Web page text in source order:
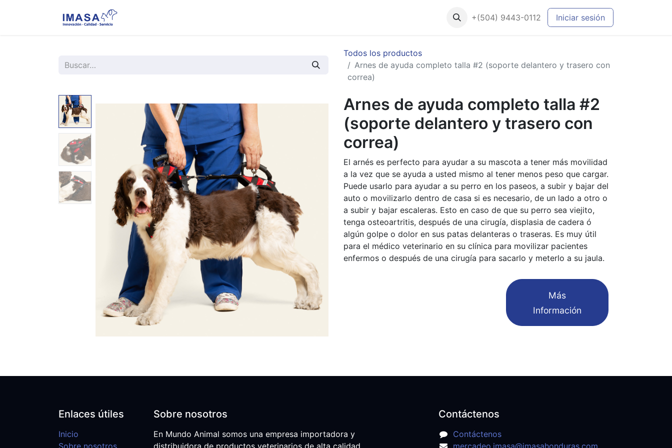
+(504) 9443-0112 Iniciar sesión
Todos los productos
Arnes de ayuda completo talla #2 (soporte delantero y trasero con
correa)
Arnes de ayuda completo talla #2
(soporte delantero y trasero con
correa)
El arnés es perfecto para ayudar a su mascota a tener más movilidad
a la vez que se ayuda a usted mismo al tener menos peso que cargar.
Puede usarlo para ayudar a su perro en los paseos, a subir y bajar del
auto o movilizarlo dentro de casa si es necesario, de un lado a otro o
a subir y bajar escaleras. Esto en caso de que su perro sea viejito,
tenga osteoartritis, después de una cirugía, displasia de cadera ó
algún golpe o dolor en sus patas delanteras o traseras. Es muy útil
para el médico veterinario en su clínica para movilizar pacientes
enfermos o después de una cirugía para sacarlo y meterlo a su jaula.
​Más
Información
Enlaces útiles
Inicio
Sobre nosotros
Sobre nosotros
En Mundo Animal somos una empresa importadora y
distribuidora de productos veterinarios de alta calidad,
Contáctenos
Contáctenos
mercadeo.imasa@imasahonduras.com